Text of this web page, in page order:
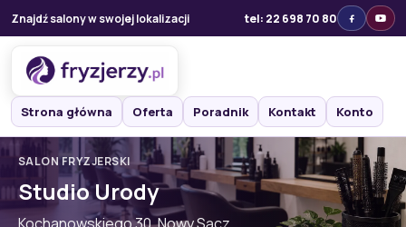
Znajdź salony w swojej lokalizacji tel: 22 698 70 80
Strona główna Oferta Poradnik Kontakt Konto
SALON FRYZJERSKI
Studio Urody